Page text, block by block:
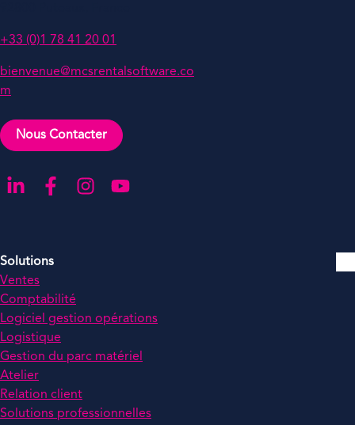
+33 (0)1 78 41 20 01
bienvenue@mcsrentalsoftware.co
m
Nous Contacter
Aller sur notre page LinkedIn
Aller sur notre page Facebook
Aller sur notre compte Instagram
Aller sur notre chaîne YouTube
Solutions
Ventes
Comptabilité
Logiciel gestion opérations
Logistique
Gestion du parc matériel
Atelier
Relation client
Solutions professionnelles